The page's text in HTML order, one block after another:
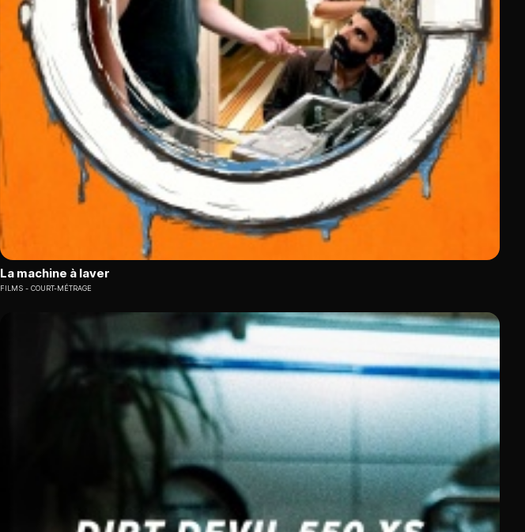
La machine à laver
FILMS COURT-MÉTRAGE